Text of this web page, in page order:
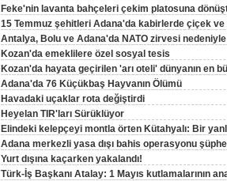
Feke'nin lavanta bahçeleri çekim platosuna
15 Temmuz şehitleri Adana'da kabirlerde çiçek ve
Antalya, Bolu ve Adana'da NATO zirvesi
Kozan'da emeklilere özel sosyal tesis
Kozan'da hayata geçirilen 'arı oteli' dünyanın en
Adana'da 76 Küçükbaş Hayvanın Ölümü
Havadaki uçaklar rota değiştirdi
Heyelan TIR'ları Sürüklüyor
Elindeki kelepçeyi montla örten Kütahyalı: Bir
Adana merkezli yasa dışı bahis operasyonu
Yurt dışına kaçarken yakalandı!
Türk-İş Başkanı Atalay: 1 Mayıs kutlamalarının